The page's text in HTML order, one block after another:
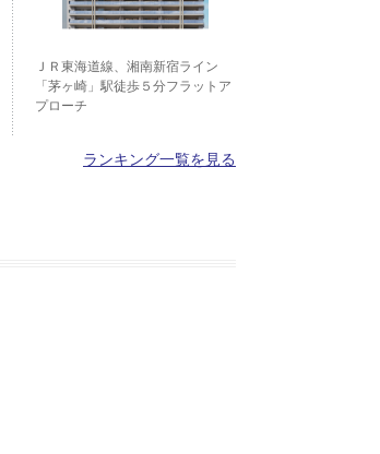
ＪＲ東海道線、湘南新宿ライン
「茅ヶ崎」駅徒歩５分フラットア
プローチ
ランキング一覧を見る